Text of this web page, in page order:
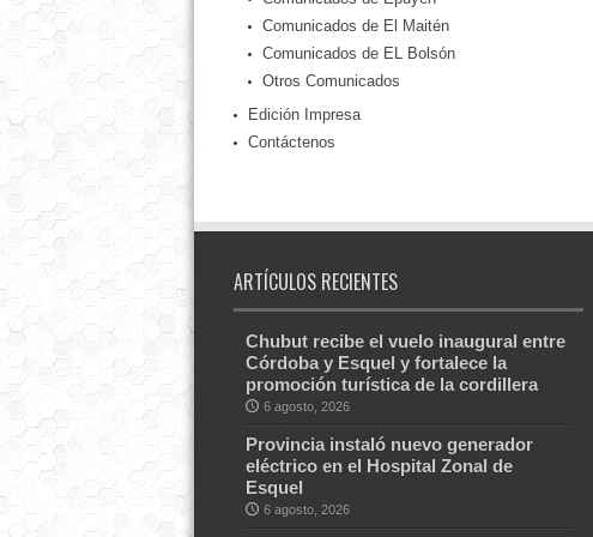
Comunicados de El Maitén
Comunicados de EL Bolsón
Otros Comunicados
Edición Impresa
Contáctenos
ARTÍCULOS RECIENTES
Chubut recibe el vuelo inaugural entre
Córdoba y Esquel y fortalece la
promoción turística de la cordillera
6 agosto, 2026
Provincia instaló nuevo generador
eléctrico en el Hospital Zonal de
Esquel
6 agosto, 2026